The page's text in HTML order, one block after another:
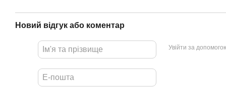
Новий відгук або коментар
Увійти за